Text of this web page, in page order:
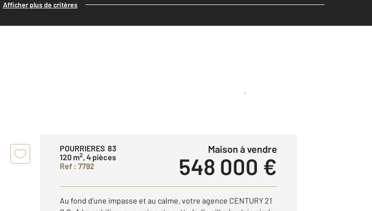
Afficher plus de critères
Créer une alerte
POURRIERES 83
120 m2, 4 pièces
Ref : 7792
Maison à vendre
548 000 €
Au fond d'une impasse et au calme, votre agence CENTURY 21